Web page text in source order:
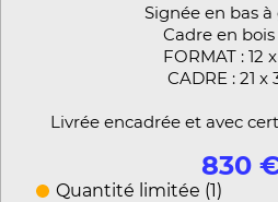
Signée en bas à
Cadre en
FORMAT : 12
CADRE : 21 x
Livrée encadrée et avec
830
Quantité limitée (1)